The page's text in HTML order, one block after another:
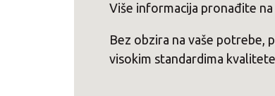
Više informacija pronađite na
Bez obzira na vaše potrebe,
visokim standardima